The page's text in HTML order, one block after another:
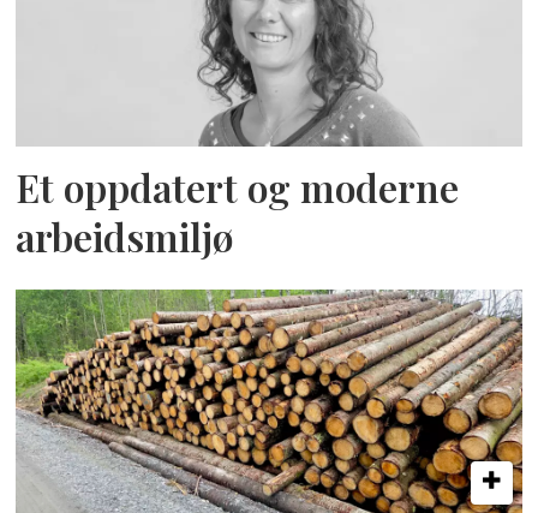
Et oppdatert og moderne
arbeidsmiljø